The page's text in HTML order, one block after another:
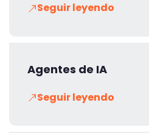
Seguir leyendo
Agentes de IA
Seguir leyendo